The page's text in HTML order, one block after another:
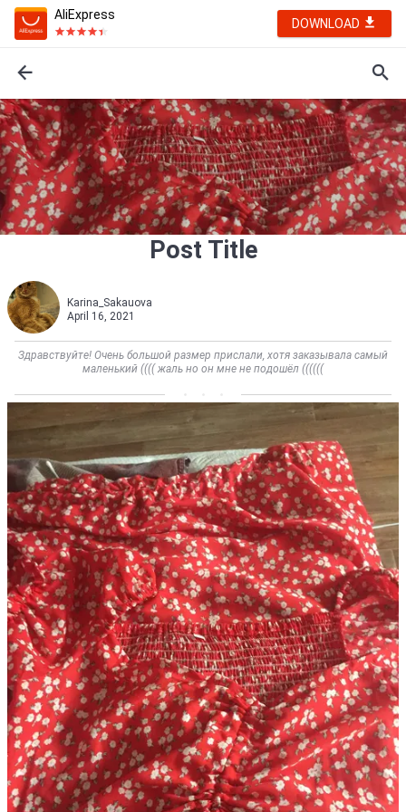
AliExpress
DOWNLOAD
Post Title
Karina_Sakauova
April 16, 2021
Здравствуйте! Очень большой размер прислали, хотя заказывала самый
маленький (((( жаль но он мне не подошёл ((((((